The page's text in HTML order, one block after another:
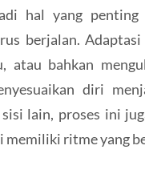
hal yang
berjalan.
atau bahkan
diri
lain, proses ini
memiliki ritme yang